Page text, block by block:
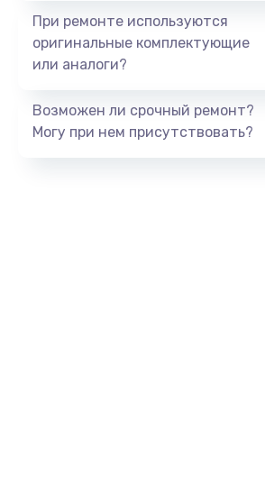
1530 руб.
Замена шлейфа
При ремонте используются
оригинальные комплектующие
или аналоги?
Возможен ли срочный ремонт?
Могу при нем присутствовать?